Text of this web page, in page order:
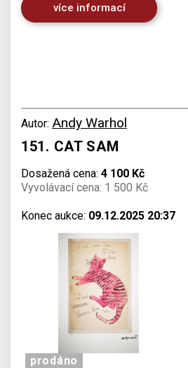
více informací
Autor: Andy Warhol
151. CAT SAM
Dosažená cena: 4 100 Kč
Vyvolávací cena: 1 500 Kč
Konec aukce: 09.12.2025 20:37
prodáno